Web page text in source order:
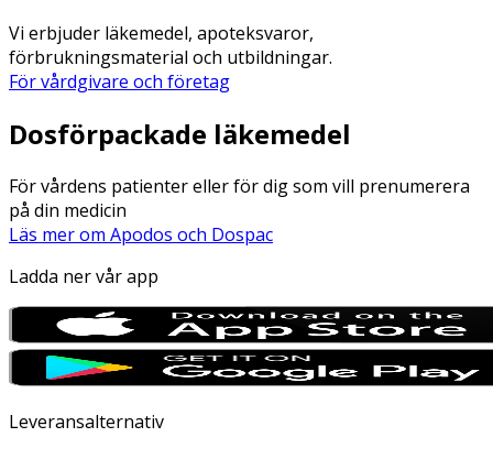
Vi erbjuder läkemedel, apoteksvaror,
förbrukningsmaterial och utbildningar.
För vårdgivare och företag
Dosförpackade läkemedel
För vårdens patienter eller för dig som vill prenumerera
på din medicin
Läs mer om Apodos och Dospac
Ladda ner vår app
Leveransalternativ